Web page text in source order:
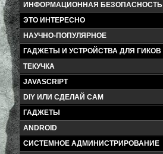
ИНФОРМАЦИОННАЯ БЕЗОПАСНОСТЬ
ЭТО ИНТЕРЕСНО
НАУЧНО-ПОПУЛЯРНОЕ
ГАДЖЕТЫ И УСТРОЙСТВА ДЛЯ ГИКОВ
ТЕКУЧКА
JAVASCRIPT
DIY ИЛИ СДЕЛАЙ САМ
ГАДЖЕТЫ
ANDROID
СИСТЕМНОЕ АДМИНИСТРИРОВАНИЕ